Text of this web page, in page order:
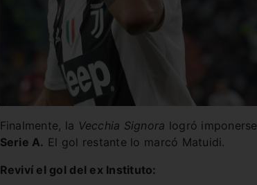
Finalmente, la Vecchia Signora logró imponerse
Serie A. El gol restante lo marcó Matuidi.
Reviví el gol del ex Instituto: